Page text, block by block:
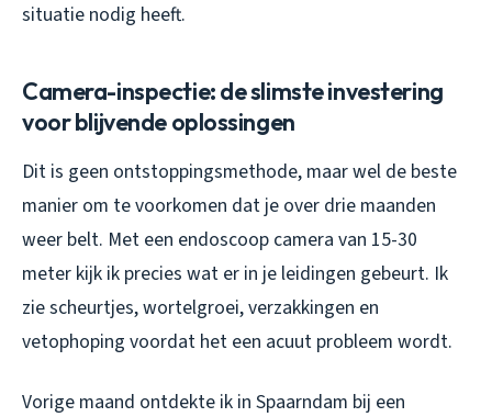
situatie nodig heeft.
Camera-inspectie: de slimste investering
voor blijvende oplossingen
Dit is geen ontstoppingsmethode, maar wel de beste
manier om te voorkomen dat je over drie maanden
weer belt. Met een endoscoop camera van 15-30
meter kijk ik precies wat er in je leidingen gebeurt. Ik
zie scheurtjes, wortelgroei, verzakkingen en
vetophoping voordat het een acuut probleem wordt.
Vorige maand ontdekte ik in Spaarndam bij een